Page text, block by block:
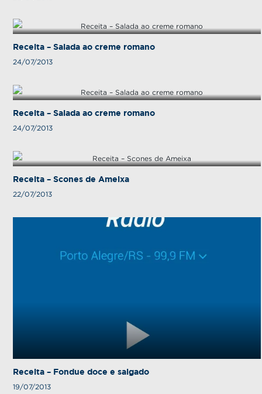
Receita – Salada ao creme romano
24/07/2013
Receita – Salada ao creme romano
24/07/2013
Receita – Scones de Ameixa
22/07/2013
Receita – Fondue doce e salgado
19/07/2013